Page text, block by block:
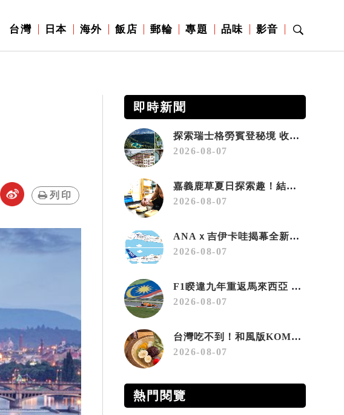
台灣 日本 海外 飯店 郵輪 專題 品味 影音
列印
即時新聞
探索瑞士格勞賓登秘境 收藏六種阿爾卑斯夏日療癒之旅
2026-08-07
嘉義鹿草夏日探索趣！結合科學、農場與自然的親子小旅行
2026-08-07
ANAｘ吉伊卡哇揭幕全新彩繪機「Chiikawa JET」
2026-08-07
F1睽違九年重返馬來西亞 三大國際賽事打造10月運動旅遊熱潮 賽車、自行車、路跑同週登場
2026-08-07
台灣吃不到！和風版KOMEDA咖啡讓你吃遍名古屋在地美食
2026-08-07
熱門閱覽